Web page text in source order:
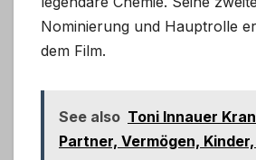
Nominierung und Hauptrolle
dem Film.
See also Toni Innauer
Partner, Vermögen,